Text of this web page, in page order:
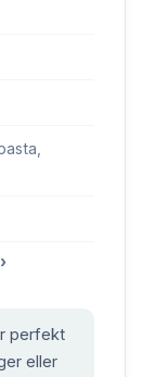
›
perfekt
eller